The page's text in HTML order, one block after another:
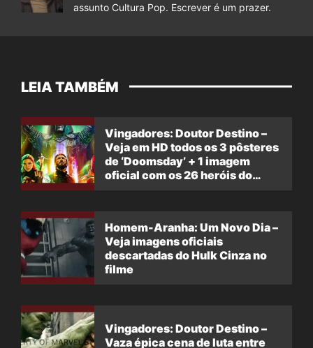
assunto Cultura Pop. Escrever é um prazer.
LEIA TAMBÉM
Vingadores: Doutor Destino –
Veja em HD todos os 3 pôsteres
de ‘Doomsday’ + 1 imagem
oficial com os 26 heróis do
Homem-Aranha: Um Novo Dia –
Veja imagens oficiais
descartadas do Hulk Cinza no
filme
Vingadores: Doutor Destino –
Vaza épica cena de luta entre